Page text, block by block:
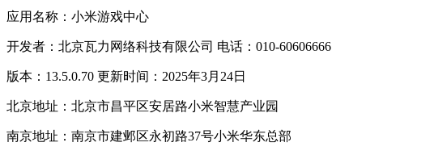
应用名称：小米游戏中心
开发者：北京瓦力网络科技有限公司 电话：010-60606666
版本：13.5.0.70 更新时间：2025年3月24日
北京地址：北京市昌平区安居路小米智慧产业园
南京地址：南京市建邺区永初路37号小米华东总部